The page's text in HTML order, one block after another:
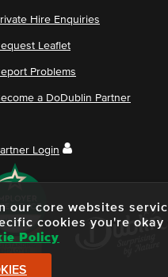
Hire Enquiries
Leaflet
Problems
a DoDublin Partner
Login
core websites
cookies you're
Policy